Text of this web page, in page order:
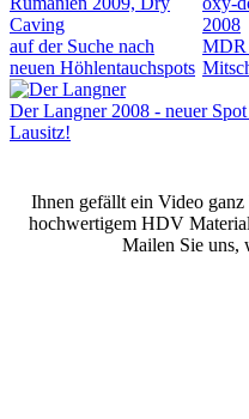
Caving
auf der Suche nach
neuen Höhlentauchspots
2008
Der Langner 2008 - neuer
Lausitz!
Ihnen gefällt ein Video ganz
hochwertigem HDV
Mailen Sie uns,